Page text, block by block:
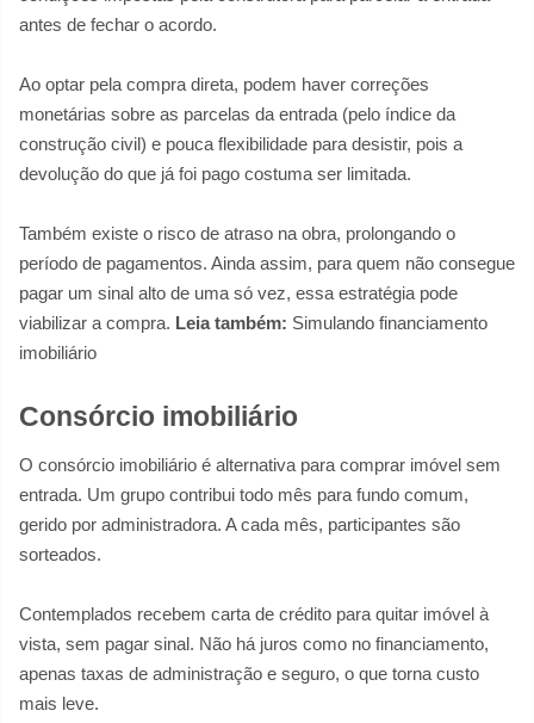
antes de fechar o acordo.
Ao optar pela compra direta, podem haver correções
monetárias sobre as parcelas da entrada (pelo índice da
construção civil) e pouca flexibilidade para desistir, pois a
devolução do que já foi pago costuma ser limitada.
Também existe o risco de atraso na obra, prolongando o
período de pagamentos. Ainda assim, para quem não consegue
pagar um sinal alto de uma só vez, essa estratégia pode
viabilizar a compra. Leia também: Simulando financiamento
imobiliário
Consórcio imobiliário
O consórcio imobiliário é alternativa para comprar imóvel sem
entrada. Um grupo contribui todo mês para fundo comum,
gerido por administradora. A cada mês, participantes são
sorteados.
Contemplados recebem carta de crédito para quitar imóvel à
vista, sem pagar sinal. Não há juros como no financiamento,
apenas taxas de administração e seguro, o que torna custo
mais leve.